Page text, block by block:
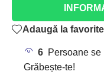
Adaugă la favorite
6 Persoane se
Grăbește-te!